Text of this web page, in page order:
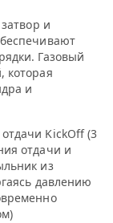
и
Газовый
которая
и
KickOff (3
отдачи и
из
давлению